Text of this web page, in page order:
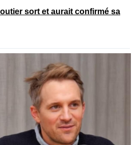
sort et aurait confirmé sa